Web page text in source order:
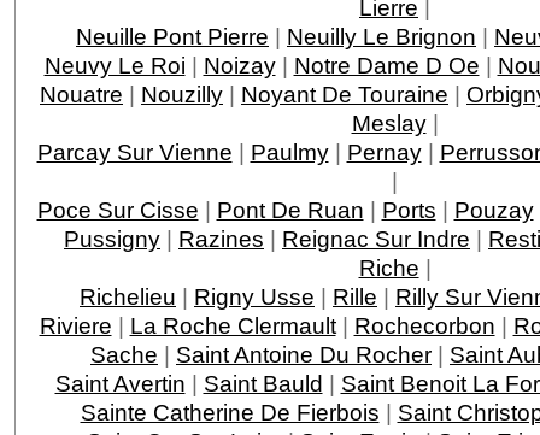
Lierre |
Neuille Pont Pierre | Neuilly Le Brignon |
Neuvy Le Roi | Noizay| Notre Dame D Oe |
Nouatre | Nouzilly | Noyant De Touraine |
Meslay|
Parcay Sur Vienne | Paulmy| Pernay|
|
Poce Sur Cisse | Pont De Ruan | Ports | Pouzay
Pussigny | Razines | Reignac Sur Indre |
Riche |
Richelieu | Rigny Usse | Rille | Rilly Sur
Riviere | La Roche Clermault| Rochecorbon |
Sache | Saint Antoine Du Rocher | Saint
Saint Avertin | Saint Bauld | Saint Benoit La
Sainte Catherine De Fierbois | Saint